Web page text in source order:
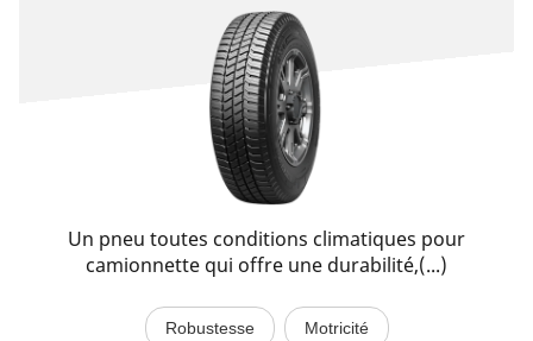
Un pneu toutes conditions climatiques pour
camionnette qui offre une durabilité,(...)
Robustesse Motricité